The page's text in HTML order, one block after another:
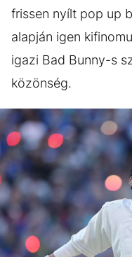
frissen nyílt pop up
alapján igen
igazi Bad Bunny-s
közönség.